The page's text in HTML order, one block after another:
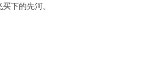
下的先河。